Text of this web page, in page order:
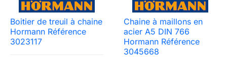
Boitier de treuil à chaine
Hormann Référence
3023117
Chaine à maillons en
acier A5 DIN 766
Hormann Référence
3045668